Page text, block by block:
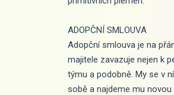
ADOPČNÍ SMLOUVA
Adopční smlouva je na
majitele zavazuje nejen k
týmu a podobně. My se v
sobě a najdeme mu novou